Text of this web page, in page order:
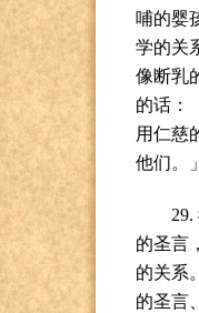
哺的婴
学的关
像断乳
的话：
用仁慈
他们。
29.
的圣言
的关系
的圣言